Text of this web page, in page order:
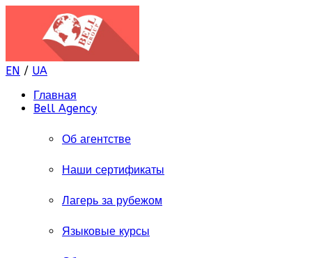
EN / UA
Главная
Bell Agency
Об агентстве
Наши сертификаты
Лагерь за рубежом
Языковые курсы